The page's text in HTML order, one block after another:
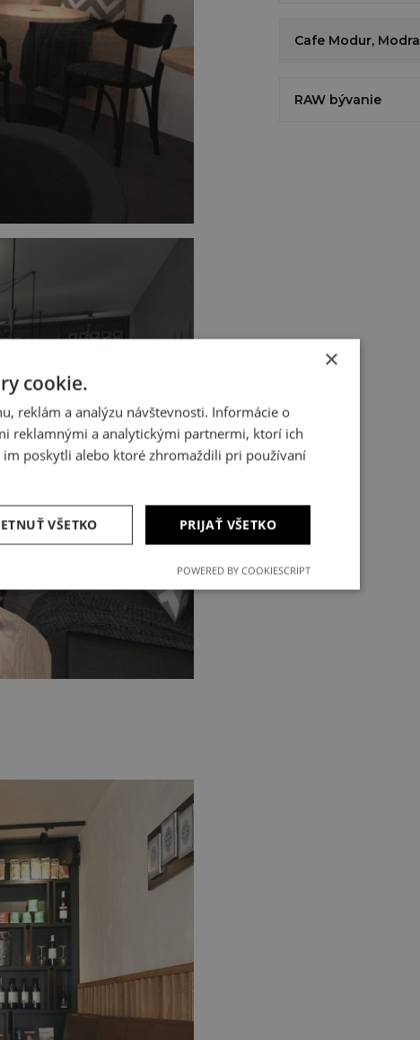
Cafe Modur, Modra
RAW bývanie
×
cookie.
reklám a analýzu návštevnosti. Informácie o
reklamnými a analytickými partnermi, ktorí ich
poskytli alebo ktoré zhromaždili pri používaní
PRIJAŤ VŠETKO
VŠETKO
POWERED BY COOKIESCRIPT